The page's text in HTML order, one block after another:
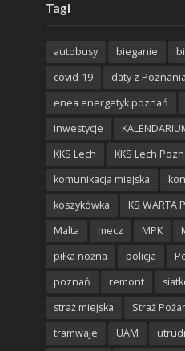
Tagi
autobusy bieganie
covid-19
daty z Poznania
enea energetyk poznań
inwestycje
KKS Lech
KKS Lech
komunikacja miejska
koszykówka
KS WARTA
Malta
mecz MPK
piłka nożna
policja
poznań
remont
straż miejska
Straż
tramwaje
UAM